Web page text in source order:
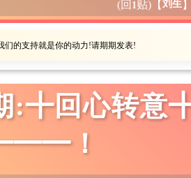
(回 1贴) 【刘生
们的支持就是你的动力!请期期发表!
:╋回心转
！